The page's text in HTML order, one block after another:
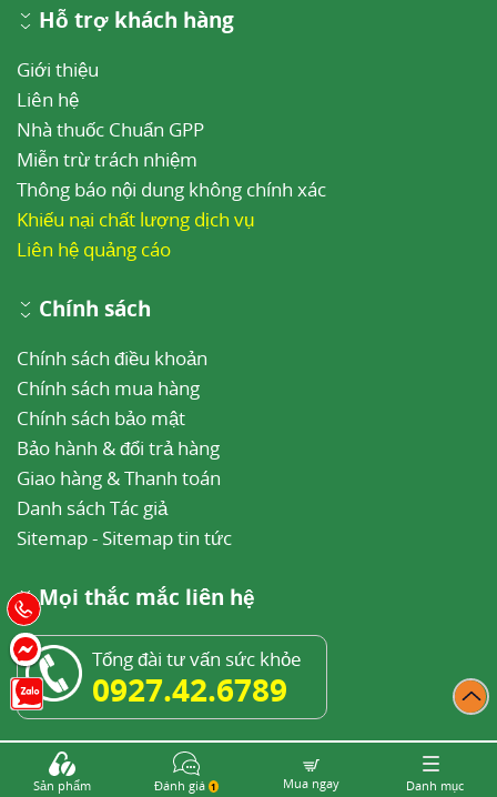
Hỗ trợ khách hàng
Giới thiệu
Liên hệ
Nhà thuốc Chuẩn GPP
Miễn trừ trách nhiệm
Thông báo nội dung không chính xác
Khiếu nại chất lượng dịch vụ
Liên hệ quảng cáo
Chính sách
Chính sách điều khoản
Chính sách mua hàng
Chính sách bảo mật
Bảo hành & đổi trả hàng
Giao hàng & Thanh toán
Danh sách Tác giả
Sitemap- Sitemap tin tức
Mọi thắc mắc liên hệ
Tổng đài tư vấn sức khỏe
0927.42.6789
85 Vũ Trọng Phụng, Thanh Xuân Trung, Thanh
Xuân, Hà Nội
Sản phẩm Đánh giá 1 Mua ngay Danh mục